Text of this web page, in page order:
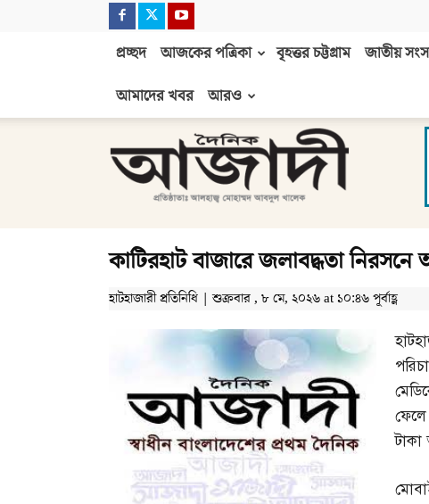
প্রচ্ছদ আজকের পত্রিকা বৃহত্তর চট্টগ্রাম জাতীয়
আমাদের খবর
আরও
আজাদী
কাটিরহাট বাজারে জলাবদ্ধতা নিরসনে
হাটহাজারী প্রতিনিধি | শুক্রবার , ৮ মে, ২০২৬ at ১০:৪৬ পূর্বাহ্ণ
টাকা